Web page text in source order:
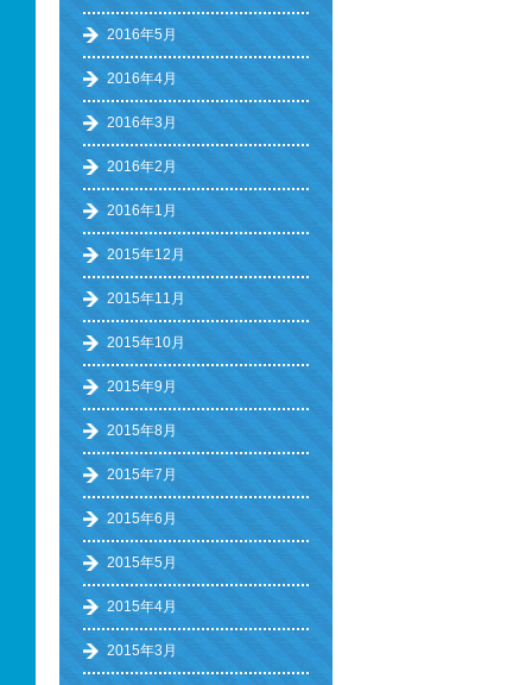
2016年5月
2016年4月
2016年3月
2016年2月
2016年1月
2015年12月
2015年11月
2015年10月
2015年9月
2015年8月
2015年7月
2015年6月
2015年5月
2015年4月
2015年3月